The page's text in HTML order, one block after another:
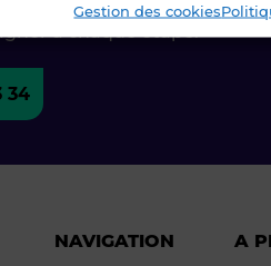
Gestion des cookies
à chaque étape.
34
NAVIGATION
A